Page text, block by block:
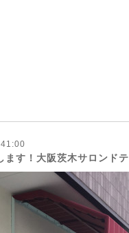
ます！大阪茨木サロンド